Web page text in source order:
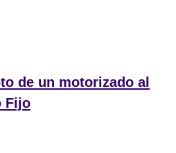
de un motorizado al
Fijo